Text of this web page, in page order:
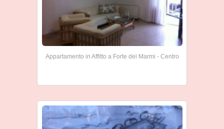
Appartamento in Affitto a Forte dei Marmi - Centro